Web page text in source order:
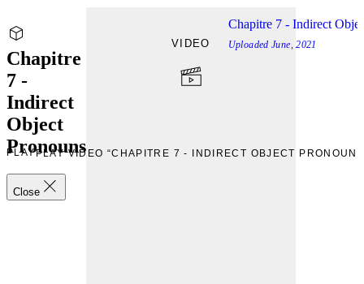
Chapitre
7 -
Indirect
Object
Pronouns
Close
VIDEO
PLAYPLAY VIDEO “CHAPITRE 7 - INDIRECT OBJECT
Chapitre 7 - Indirect
UploadedJune, 2021